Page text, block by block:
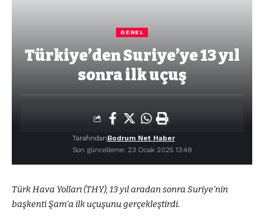
GENEL
Türkiye’den Suriye’ye 13 yıl
sonra ilk uçuş
Son güncelleme: 23 Ocak 2025 13:48
TarafındanBodrum Net Haber
Türk Hava Yolları (THY), 13 yıl aradan sonra Suriye’nin
başkenti Şam’a ilk uçuşunu gerçekleştirdi.